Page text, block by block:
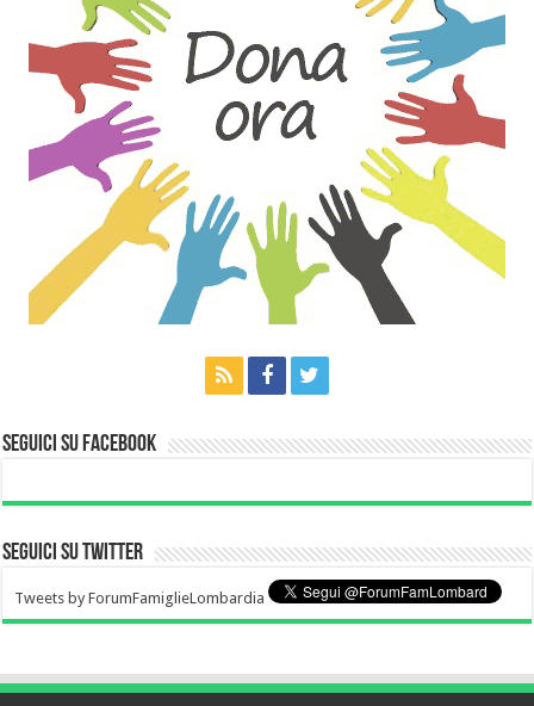
Seguici su Facebook
Seguici su Twitter
Tweets by ForumFamiglieLombardia